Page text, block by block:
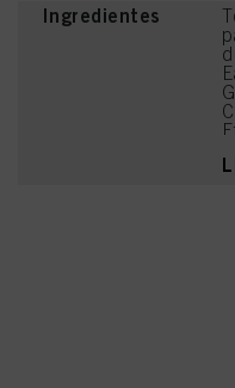
Ingredientes